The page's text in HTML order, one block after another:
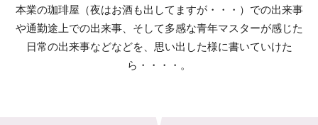
本業の珈琲屋（夜はお酒も出してますが・・・）での出来事
や通勤途上での出来事、そして多感な青年マスターが感じた
日常の出来事などなどを、思い出した様に書いていけた
ら・・・・。